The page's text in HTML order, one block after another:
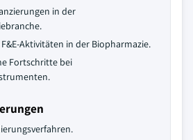
in der
Aktivitäten in der Biopharmazie.
Fortschritte bei